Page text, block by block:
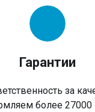
Гарантии
за
более 27000